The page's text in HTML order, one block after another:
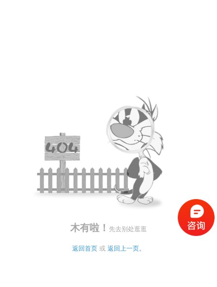
木有啦！ 先去别处逛逛
返回首页 或 返回上一页。